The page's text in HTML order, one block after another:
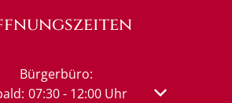
Bürgerbüro:
weitere Öffnungs- oder
07:30- 12:00 Uhr Von 07:30